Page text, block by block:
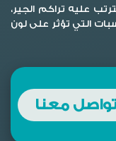
عليه تراكم الجير،
التي تؤثر على لون
تواصل معنا